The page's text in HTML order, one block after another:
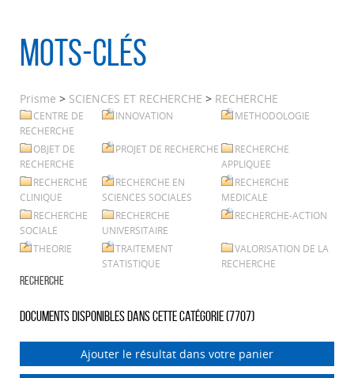
Mots-clés
Prisme > SCIENCES ET RECHERCHE > RECHERCHE
CENTRE DE
RECHERCHE
INNOVATION METHODOLOGIE
OBJET DE
RECHERCHE
PROJET DE RECHERCHE
RECHERCHE
APPLIQUEE
RECHERCHE
CLINIQUE
RECHERCHE EN
SCIENCES SOCIALES
RECHERCHE
MEDICALE
RECHERCHE
SOCIALE
RECHERCHE
UNIVERSITAIRE
RECHERCHE-ACTION
THEORIE
TRAITEMENT
STATISTIQUE
VALORISATION DE LA
RECHERCHE
RECHERCHE
Documents disponibles dans cette catégorie (7707)
Ajouter le résultat dans votre panier